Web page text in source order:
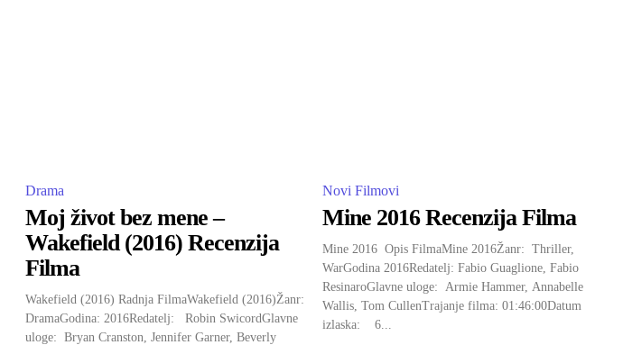
Drama
Moj život bez mene –
Wakefield (2016) Recenzija
Filma
Wakefield (2016) Radnja FilmaWakefield (2016)Žanr:
DramaGodina: 2016Redatelj: Robin SwicordGlavne
uloge: Bryan Cranston, Jennifer Garner, Beverly
Novi Filmovi
Mine 2016 Recenzija Filma
Mine 2016 Opis FilmaMine 2016Žanr: Thriller,
WarGodina 2016Redatelj: Fabio Guaglione, Fabio
ResinaroGlavne uloge: Armie Hammer, Annabelle
Wallis, Tom CullenTrajanje filma: 01:46:00Datum
izlaska: 6...